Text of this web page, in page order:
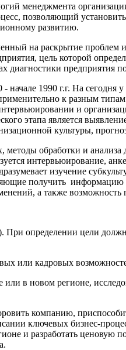
менеджмента
позволяющий
развитию.
на раскрытие
цель которой
предприятия
1990 г.г. На сегодня
к разным
и
этапа является
культуры,
обработки и
интервьюирование,
изучение
получить
а также
определении цели
или кадровых
в новом регионе,
компанию,
ключевых бизнес-
и разработать ценовую